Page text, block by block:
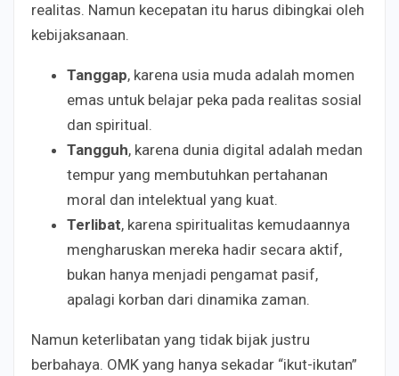
realitas. Namun kecepatan itu harus dibingkai oleh
kebijaksanaan.
Tanggap, karena usia muda adalah momen
emas untuk belajar peka pada realitas sosial
dan spiritual.
Tangguh, karena dunia digital adalah medan
tempur yang membutuhkan pertahanan
moral dan intelektual yang kuat.
Terlibat, karena spiritualitas kemudaannya
mengharuskan mereka hadir secara aktif,
bukan hanya menjadi pengamat pasif,
apalagi korban dari dinamika zaman.
Namun keterlibatan yang tidak bijak justru
berbahaya. OMK yang hanya sekadar “ikut-ikutan”